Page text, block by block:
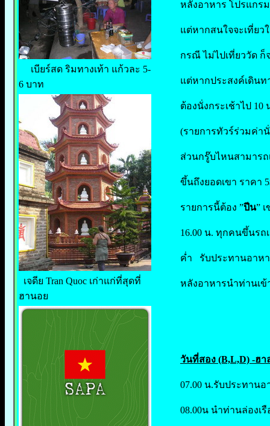
เบียร์สด ริมทางเท้า แก้วละ 5-
6 บาท
เจดีย Tran Quoc เก่าแก่ที่สุดที่
ฮานอย
หลังอาหาร โปรแกร
แต่หากสนใจจะเที่ย
กรณี ไม่ไปเที่ยววัด ก็
แต่หากประสงค์เดินท
ต้องนั่งกระเช้าไป
(รายการทัวร์ร่วมค่า
ส่วนกรู๊บไหนสามาร
ขึ้นถึงยอดเขา ราคา
รายการนี้ต้อง ”ปีน”
16.00 น. ทุกคนขึ้นรถ
ค่ำ รับประทานอาห
หลังอาหารนำท่านเ
วันที่สอง (B,L,D) -ฮ
07.00 น.รับประทาน
08.00น นำท่านล่องเรื